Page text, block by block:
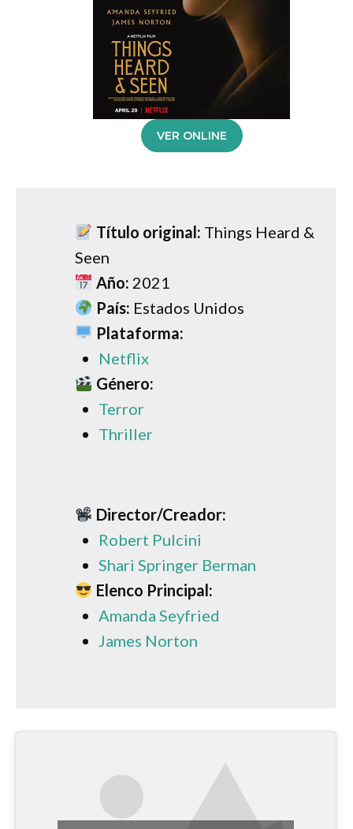
VER ONLINE
Título original: Things Heard &
Seen
Año: 2021
País: Estados Unidos
Plataforma:
Netflix
Género:
Terror
Thriller
Director/Creador:
Robert Pulcini
Shari Springer Berman
Elenco Principal:
Amanda Seyfried
James Norton